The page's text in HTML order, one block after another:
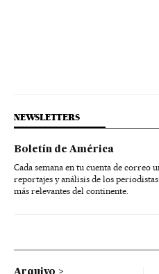
NEWSLETTERS
Boletín de América
Cada semana en tu cuenta de correo
reportajes y análisis de los
más relevantes del continente.